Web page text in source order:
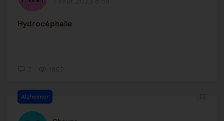
Hydrocéphalie
Alzheimer